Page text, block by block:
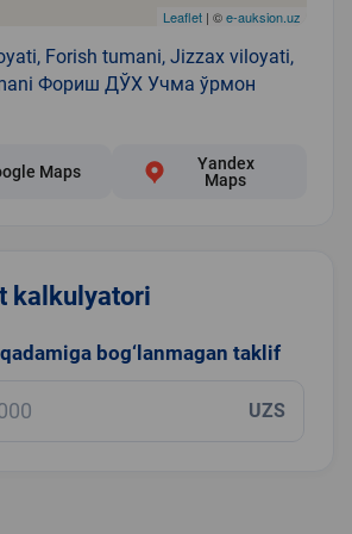
Leaflet| ©e-auksion.uz
Forish tumani, Jizzax viloyati,
Фориш ДЎХ Учма ўрмон
Maps
Yandex
Maps
kalkulyatori
bog‘lanmagan taklif
UZS